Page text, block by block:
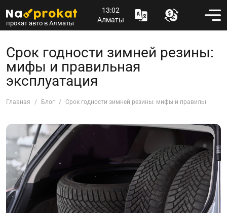
прокат авто в Алматы
13:02
Алматы
Срок годности зимней резины:
мифы и правильная
эксплуатация
Главная Блог Срок годности зимней резины: мифы и правильная